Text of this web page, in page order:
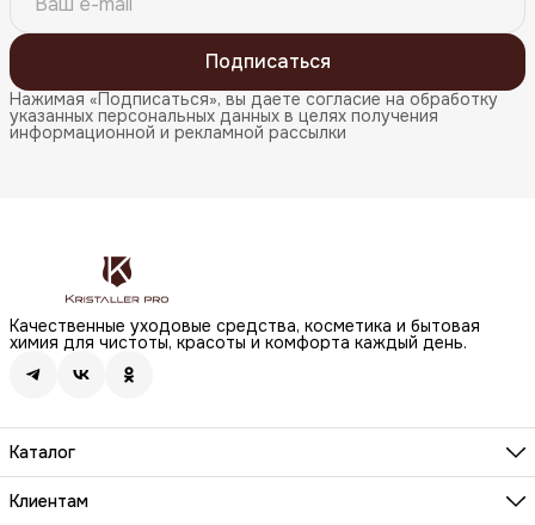
Подписаться
Нажимая «Подписаться», вы даете согласие на обработку
указанных персональных данных в целях получения
информационной и рекламной рассылки
Качественные уходовые средства, косметика и бытовая
химия для чистоты, красоты и комфорта каждый день.
Каталог
Волосы
Клиентам